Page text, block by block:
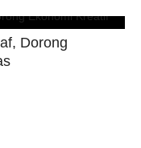
Dorong